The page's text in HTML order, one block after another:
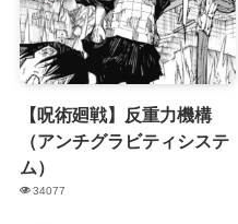
【呪術廻戦】反重力機構
（アンチグラビティシステ
ム）
34077